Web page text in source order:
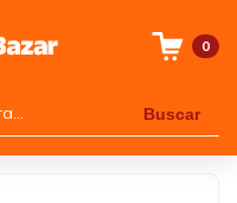
0
Buscar